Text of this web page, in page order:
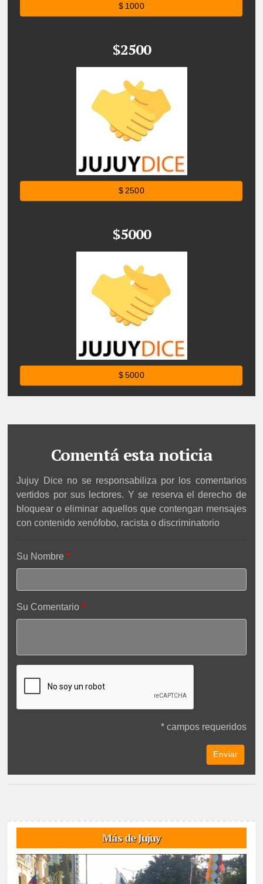
$ 1000
$2500
$ 2500
$5000
$ 5000
Comentá esta noticia
Jujuy Dice no se responsabiliza por los comentarios
vertidos por sus lectores. Y se reserva el derecho de
bloquear o eliminar aquellos que contengan mensajes
con contenido xenófobo, racista o discriminatorio
Su Nombre
Su Comentario
* campos requeridos
Más de Jujuy